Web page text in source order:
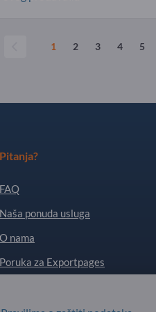
1 2 3 4 5
Pitanja?
FAQ
Naša ponuda usluga
O nama
Poruka za Exportpages